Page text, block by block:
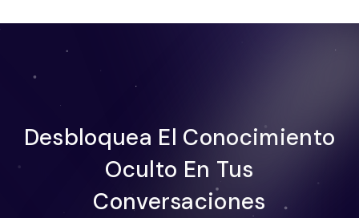
Desbloquea El Conocimiento
Oculto En Tus
Conversaciones